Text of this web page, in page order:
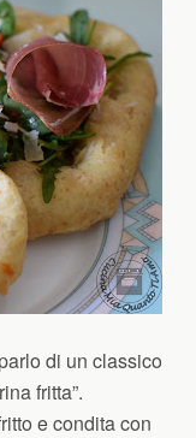
di un classico
fritta”.
e condita con